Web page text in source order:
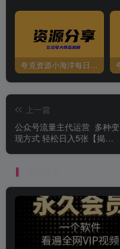
夸克资源小海洋每日更新资源大汇总（持续更新）
上一篇
公众号流量主代运营 多种变
现方式 轻松日入5张【揭